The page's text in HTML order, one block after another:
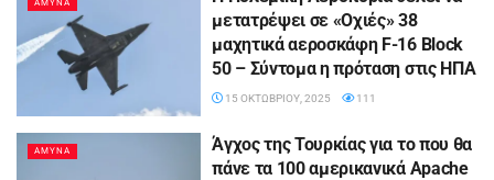
ΑΜΥΝΑ
μετατρέψει σε «Οχιές» 38
μαχητικά αεροσκάφη F-16 Block
50 – Σύντομα η πρόταση στις ΗΠΑ
15 ΟΚΤΩΒΡΊΟΥ, 2025 111
ΑΜΥΝΑ
Άγχος της Τουρκίας για το που θα
πάνε τα 100 αμερικανικά Apache